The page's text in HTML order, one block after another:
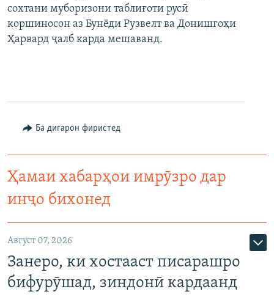
сохтани муборизони таблиғоти русӣ
коршиносон аз Бунёди Рузвелт ва Донишгоҳи
Ҳарвард ҷалб карда мешаванд.
Ба дигарон фиристед
Ҳамаи хабарҳои имрӯзро дар
инҷо бихонед
Август 07, 2026
Занеро, ки хостааст писарашро
бифурӯшад, зиндонӣ кардаанд